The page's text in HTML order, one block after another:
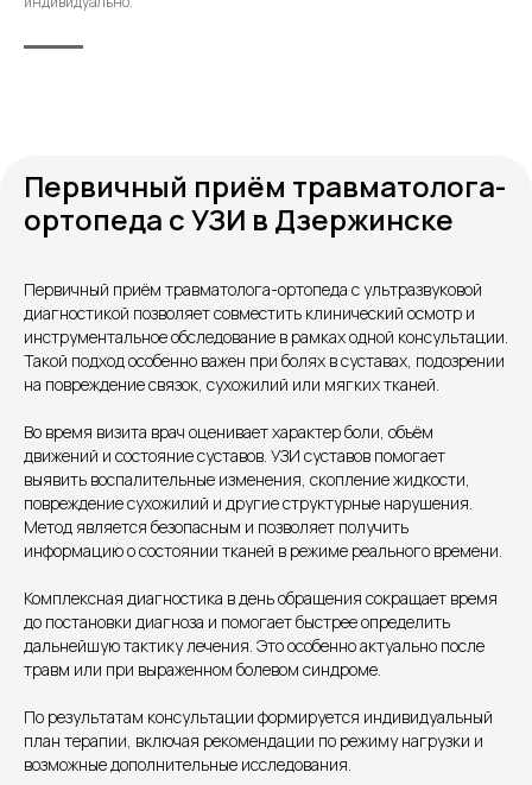
Первичный приём травматолога-
ортопеда с УЗИ в Дзержинске
Первичный приём травматолога-ортопеда с ультразвуковой
диагностикой позволяет совместить клинический осмотр и
инструментальное обследование в рамках одной консультации.
Такой подход особенно важен при болях в суставах, подозрении
на повреждение связок, сухожилий или мягких тканей.
Во время визита врач оценивает характер боли, объём
движений и состояние суставов. УЗИ суставов помогает
выявить воспалительные изменения, скопление жидкости,
повреждение сухожилий и другие структурные нарушения.
Метод является безопасным и позволяет получить
информацию о состоянии тканей в режиме реального времени.
Комплексная диагностика в день обращения сокращает время
до постановки диагноза и помогает быстрее определить
дальнейшую тактику лечения. Это особенно актуально после
травм или при выраженном болевом синдроме.
По результатам консультации формируется индивидуальный
план терапии, включая рекомендации по режиму нагрузки и
возможные дополнительные исследования.
Пн.-пт. — с 08:00 до 20:00
Сб. — с 08:00 до 18:00
+7 8313 248 248
Единый номер
Петрищева д.35.пом.3
Патоличева 21Д,П.1
На ремонте
Новый